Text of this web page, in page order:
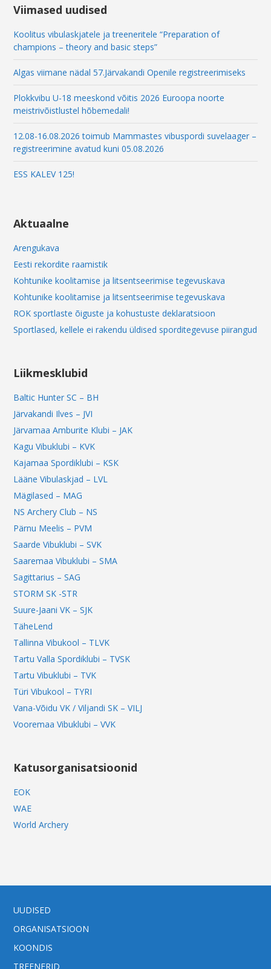
Viimased uudised
Koolitus vibulaskjatele ja treeneritele “Preparation of
champions – theory and basic steps”
Algas viimane nädal 57.Järvakandi Openile registreerimiseks
Plokkvibu U-18 meeskond võitis 2026 Euroopa noorte
meistrivõistlustel hõbemedali!
12.08-16.08.2026 toimub Mammastes vibuspordi suvelaager –
registreerimine avatud kuni 05.08.2026
ESS KALEV 125!
Aktuaalne
Arengukava
Eesti rekordite raamistik
Kohtunike koolitamise ja litsentseerimise tegevuskava
Kohtunike koolitamise ja litsentseerimise tegevuskava
ROK sportlaste õiguste ja kohustuste deklaratsioon
Sportlased, kellele ei rakendu üldised sporditegevuse piirangud
Liikmesklubid
Baltic Hunter SC – BH
Järvakandi Ilves – JVI
Järvamaa Amburite Klubi – JAK
Kagu Vibuklubi – KVK
Kajamaa Spordiklubi – KSK
Lääne Vibulaskjad – LVL
Mägilased – MAG
NS Archery Club – NS
Pärnu Meelis – PVM
Saarde Vibuklubi – SVK
Saaremaa Vibuklubi – SMA
Sagittarius – SAG
STORM SK -STR
Suure-Jaani VK – SJK
TäheLend
Tallinna Vibukool – TLVK
Tartu Valla Spordiklubi – TVSK
Tartu Vibuklubi – TVK
Türi Vibukool – TYRI
Vana-Võidu VK / Viljandi SK – VILJ
Vooremaa Vibuklubi – VVK
Katusorganisatsioonid
EOK
WAE
World Archery
UUDISED
ORGANISATSIOON
KOONDIS
TREENERID